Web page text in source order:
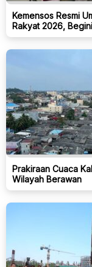
Kemensos Resmi
Rakyat 2026,
Prakiraan Cuaca
Wilayah Berawan